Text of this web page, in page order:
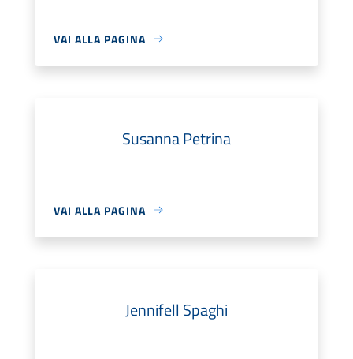
VAI ALLA PAGINA
Susanna Petrina
VAI ALLA PAGINA
Jennifell Spaghi